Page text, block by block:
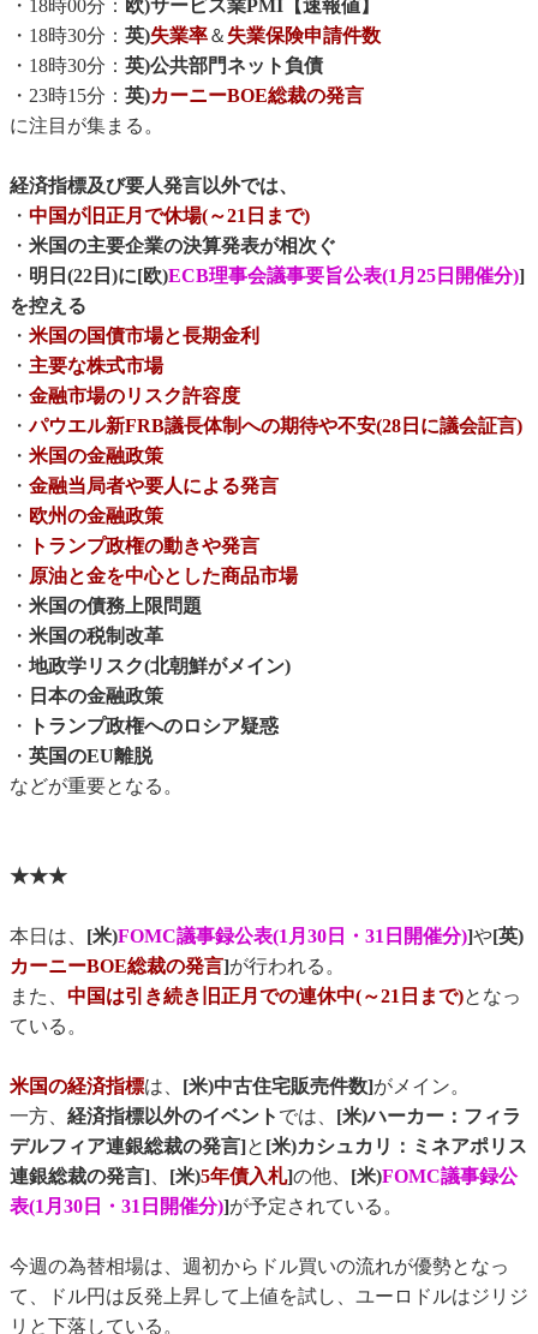
・18時00分： 欧)サービス業PMI【速報値】
・18時30分： 英)失業率＆ 失業保険申請件数
・18時30分： 英)公共部門ネット負債
・23時15分： 英)カーニーBOE総裁の発言
に注目が集まる。
経済指標及び要人発言以外では、
・ 中国が旧正月で休場(～21日まで)
・ 米国の主要企業の決算発表が相次ぐ
・ 明日(22日)に[欧)ECB理事会議事要旨公表(1月25日開催分)]
を控える
・ 米国の国債市場と長期金利
・ 主要な株式市場
・ 金融市場のリスク許容度
・パウエル新FRB議長体制への期待や不安(28日に議会証言)
・ 米国の金融政策
・ 金融当局者や要人による発言
・ 欧州の金融政策
・
トランプ政権の動きや発言
・ 原油と金を中心とした商品市場
・ 米国の債務上限問題
・ 米国の税制改革
・ 地政学リスク(北朝鮮がメイン)
・ 日本の金融政策
・
トランプ政権へのロシア疑惑
・ 英国のEU離脱
などが重要となる。
★★★
本日は、 [米)FOMC議事録公表(1月30日・31日開催分)]や[英)
カーニーBOE総裁の発言]が行われる。
また、 中国は引き続き旧正月での連休中(～21日まで)となっ
ている。
米国の経済指標は、 [米)中古住宅販売件数]がメイン。
一方、 経済指標以外のイベント では、 [米)ハーカー：フィラ
デルフィア連銀総裁の発言]と [米)カシュカリ：ミネアポリス
連銀総裁の発言]、 [米)5年債入札]の他、 [米)FOMC議事録公
表(1月30日・31日開催分)]が予定されている。
今週の為替相場は、週初からドル買いの流れが優勢となっ
て、ドル円は反発上昇して上値を試し、ユーロドルはジリジ
リと下落している。